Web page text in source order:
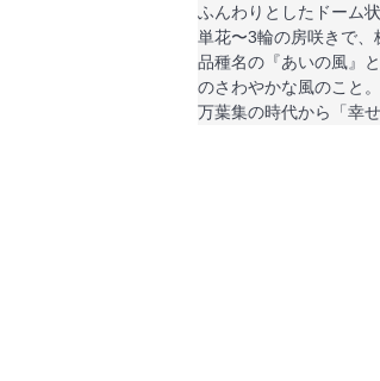
ふんわりとしたドーム
単花〜3輪の房咲きで、
品種名の『あいの風』
のさわやかな風のこと。
万葉集の時代から「幸